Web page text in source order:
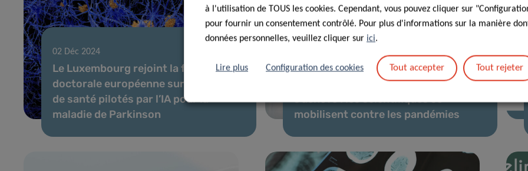
02 Déc 2024
Le Luxembourg rejoint la formation
doctorale européenne sur les soins
de santé pilotés par l’IA pour la
maladie de Parkinson
07 Oct 2024
Le projet européen Orchestra
s’achève : les scientifiques se
mobilisent contre les pandémies
à l'utilisation de TOUS les cookies. Cependant, vous pouvez cliquer sur
pour fournir un consentement contrôlé. Pour plus d'informations sur la manière
données personnelles, veuillez cliquer sur ici.
Lire plus Configuration des cookies Tout accepter Tout rejeter